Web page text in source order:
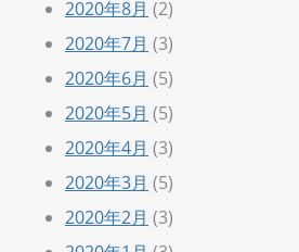
2020年8月 (2)
2020年7月 (3)
2020年6月 (5)
2020年5月 (5)
2020年4月 (3)
2020年3月 (5)
2020年2月 (3)